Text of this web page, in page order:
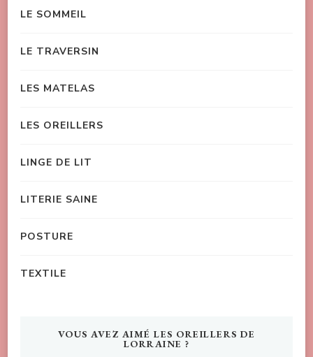
LE SOMMEIL
LE TRAVERSIN
LES MATELAS
LES OREILLERS
LINGE DE LIT
LITERIE SAINE
POSTURE
TEXTILE
VOUS AVEZ AIMÉ LES OREILLERS DE
LORRAINE ?